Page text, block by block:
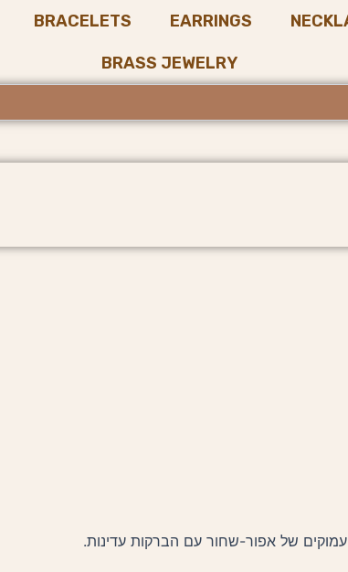
EARRINGS
BRACELETS
BRASS JEWELRY
עמוקים של אפור-שחור עם הברקות עדינות.